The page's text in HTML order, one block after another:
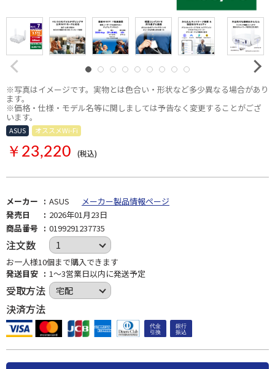
※写真はイメージです。実物とは色合い・形状など多少異なる場合があり
ます。
※価格・仕様・モデル名等に関しましては予告なく変更することがござ
います。
ASUS オススメWi-Fi
￥23,220 (税込)
メーカー ASUS
メーカー製品情報ページ
発売日
2026年01月23日
商品番号
0199291237735
注文数
お一人様10個まで購入できます
発送目安
1～3営業日以内に発送予定
受取方法
決済方法